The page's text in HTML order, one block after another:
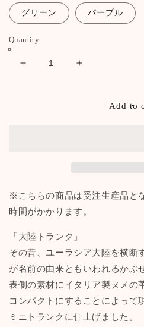
グリーン パープル
Quantity
Decrease
ケ
ー
ヌ
メ
【豊
岡
鞄
認
定
Increase
シ
ケ
ー
メ
【豊
鞄
認
定
Add to
※こちらの商品は受注生産品と
時間がかかります。
「大陸トランク」
その昔、ユーラシア大陸を横断
が名前の由来ともいわれるかぶ
表側の素材にイタリア製ヌメの
コンパクトにすることによって
ミニトランクに仕上げました。